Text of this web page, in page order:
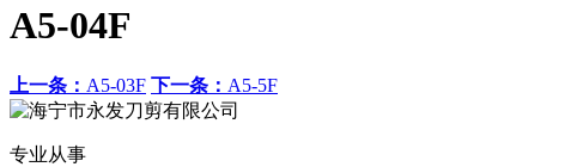
A5-04F
上一条： A5-03F 下一条： A5-5F
专业从事